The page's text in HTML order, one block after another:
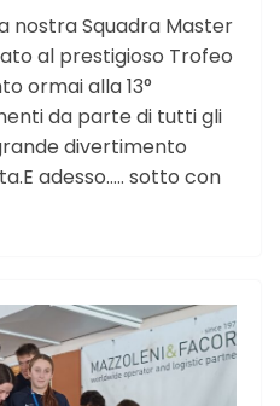
nostra Squadra Master
al prestigioso Trofeo
ormai alla 13°
da parte di tutti gli
divertimento
adesso….. sotto con